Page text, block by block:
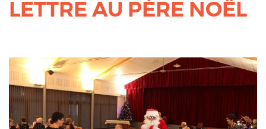
LETTRE AU PÈRE NOËL